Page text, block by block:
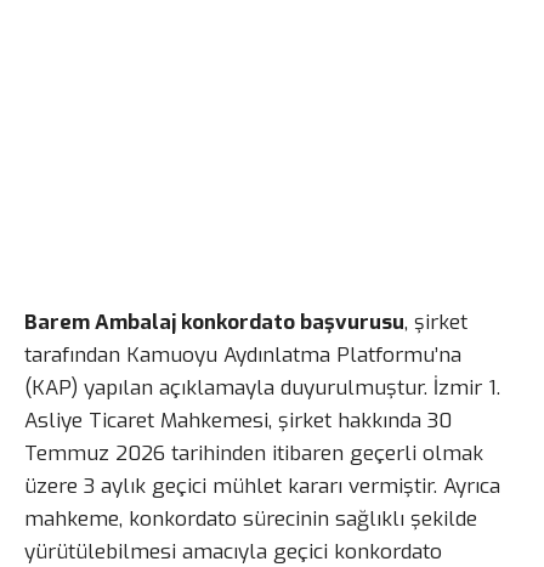
Barem Ambalaj konkordato başvurusu, şirket
tarafından Kamuoyu Aydınlatma Platformu’na
(KAP) yapılan açıklamayla duyurulmuştur. İzmir 1.
Asliye Ticaret Mahkemesi, şirket hakkında 30
Temmuz 2026 tarihinden itibaren geçerli olmak
üzere 3 aylık geçici mühlet kararı vermiştir. Ayrıca
mahkeme, konkordato sürecinin sağlıklı şekilde
yürütülebilmesi amacıyla geçici konkordato